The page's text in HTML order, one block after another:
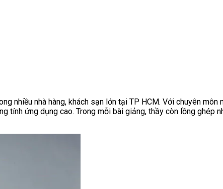
nhiều nhà hàng, khách sạn lớn tại TP HCM. Với chuyên
tính ứng dụng cao. Trong mỗi bài giảng, thầy còn lồng ghép